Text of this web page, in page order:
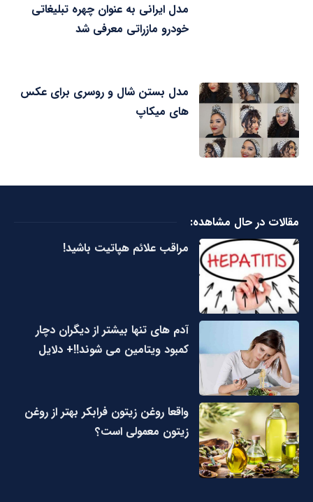
مدل ایرانی به عنوان چهره تبلیغاتی
خودرو مازراتی معرفی شد
مدل بستن شال و روسری برای عکس
های میکاپ
مقالات در حال مشاهده:
مراقب علائم هپاتیت باشید!
آدم های تنها بیشتر از دیگران دچار
کمبود ویتامین می شوند!!+ دلایل
واقعا روغن زیتون فرابکر بهتر از روغن
زیتون معمولی است؟